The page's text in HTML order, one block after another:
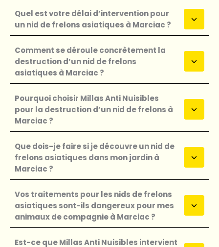
Quel est votre délai d’intervention pour
un nid de frelons asiatiques à Marciac ?
Comment se déroule concrètement la
destruction d’un nid de frelons
asiatiques à Marciac ?
Pourquoi choisir Millas Anti Nuisibles
pour la destruction d’un nid de frelons à
Marciac ?
Que dois-je faire si je découvre un nid de
frelons asiatiques dans mon jardin à
Marciac ?
Vos traitements pour les nids de frelons
asiatiques sont-ils dangereux pour mes
animaux de compagnie à Marciac ?
Est-ce que Millas Anti Nuisibles intervient